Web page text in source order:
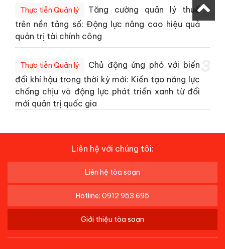
Thực tiễn Quản lý
Tăng cường quản lý thuế
trên nền tảng số: Động lực nâng cao hiệu quả
quản trị tài chính công
2
Thực tiễn Quản lý
Chủ động ứng phó với biến
đổi khí hậu trong thời kỳ mới: Kiến tạo năng lực
chống chịu và động lực phát triển xanh từ đổi
mới quản trị quốc gia
Liên hệ với chúng tôi:
Liên hệ tòa soạn
Hotline: 0912 953 695
Giới thiệu tòa soạn